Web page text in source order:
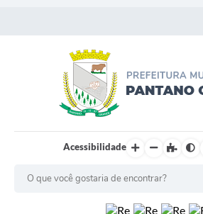
Acessibilidade